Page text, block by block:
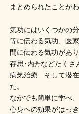
まとめられたことが
気功にはいくつかの
等に伝わる気功、医
間に伝わる気功があ
存思･内丹などたくさ
病気治療、そして潜
た。
なかでも簡単に学べ
心身への効果がはっ